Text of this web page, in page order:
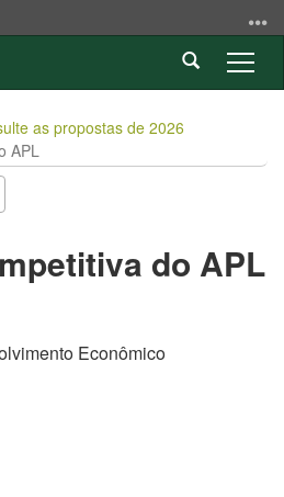
a
Abrir
a
as propostas de 2026
APL
do APL
Econômico